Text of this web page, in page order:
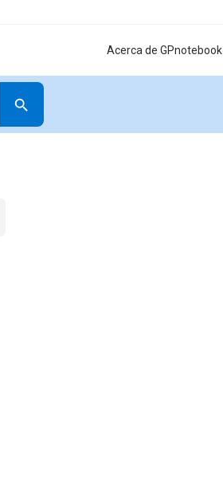
Acerca de GPnotebook